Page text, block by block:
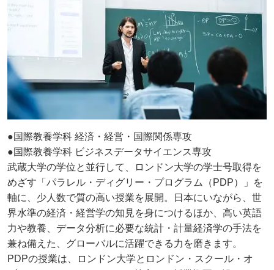
●国際教養学科 経済・経営・国際関係専攻
●国際教養学科 ビジネスデータサイエンス専攻
武蔵大学の学位と並行して、ロンドン大学の学士号取得を
めざす「パラレル・ディグリー・プログラム（PDP）」を
軸に、少人数で質の高い授業を展開。日本にいながら、世
界水準の経済・経営学の知見を身につけるほか、高い英語
力や教養、データ分析に必要な統計・計量経済学の手法を
兼ね備えた、グローバルに活躍できる力を磨きます。
PDPの授業は、ロンドン大学とロンドン・スクール・オ